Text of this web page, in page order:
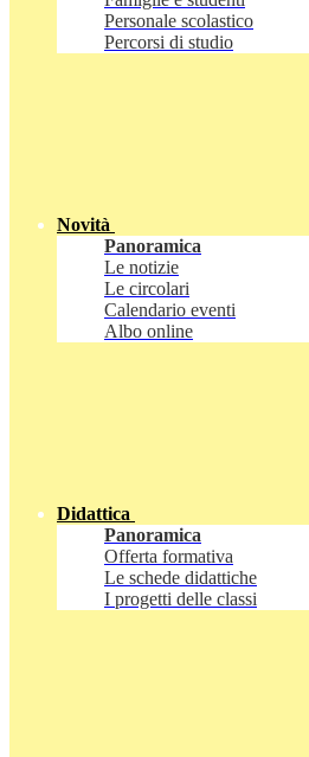
Personale scolastico
Percorsi di studio
Novità
Panoramica
Le notizie
Le circolari
Calendario eventi
Albo online
Didattica
Panoramica
Offerta formativa
Le schede didattiche
I progetti delle classi